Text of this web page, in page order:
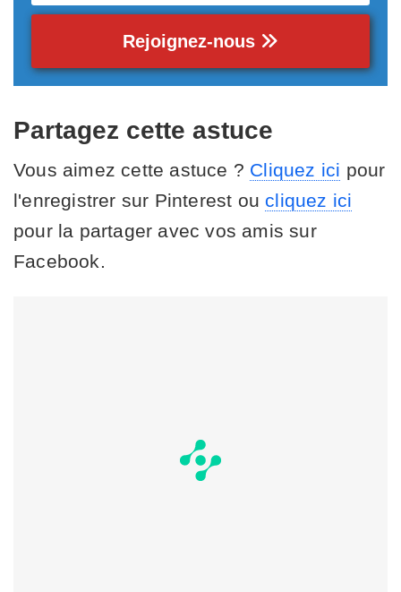
Rejoignez-nous
Partagez cette astuce
Vous aimez cette astuce ? Cliquez ici pour
l'enregistrer sur Pinterest ou cliquez ici
pour la partager avec vos amis sur
Facebook.